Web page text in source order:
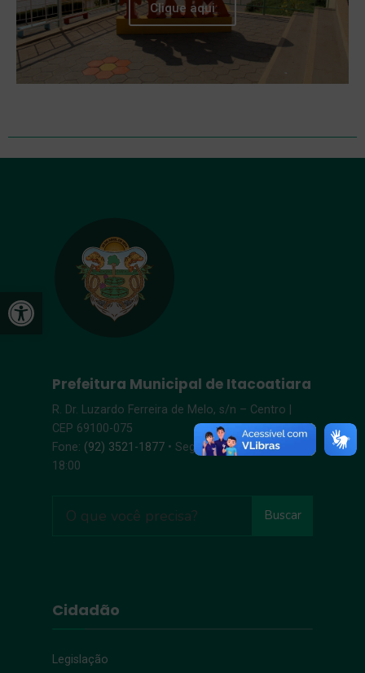
Open toolbar
Clique aqui
Prefeitura Municipal de Itacoatiara
R. Dr. Luzardo Ferreira de Melo, s/n – Centro |
CEP 69100-075
Fone: (92) 3521-1877 • Segunda-Sexta, 8:00 –
18:00
Buscar
Cidadão
Legislação